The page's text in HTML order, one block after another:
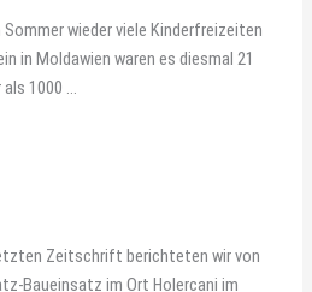
wieder viele Kinderfreizeiten
in Moldawien waren es diesmal 21
1000 ...
Zeitschrift berichteten wir von
Baueinsatz im Ort Holercani im